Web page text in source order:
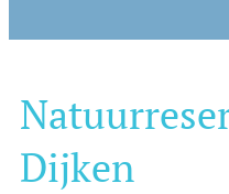
Dijken